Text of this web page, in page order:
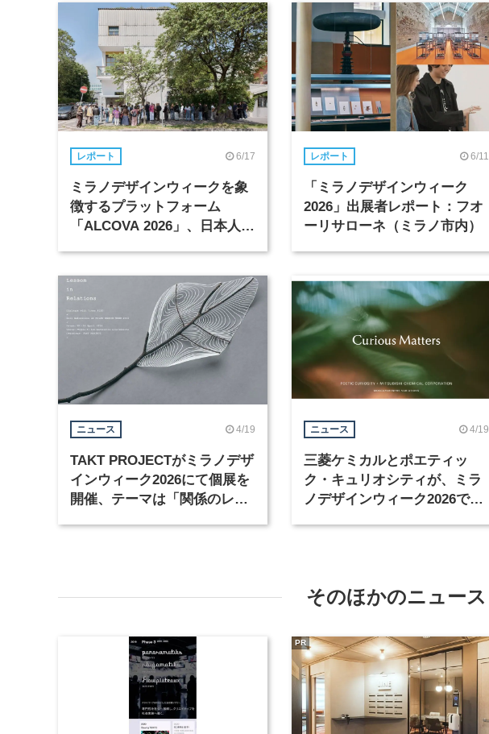
レポート 6/17
ミラノデザインウィークを象
徴するプラットフォーム
「ALCOVA 2026」、日本人デ
レポート 6/11
「ミラノデザインウィーク
2026」出展者レポート：フオ
ーリサローネ（ミラノ市内）
ニュース 4/19
TAKT PROJECTがミラノデザ
インウィーク2026にて個展を
開催、テーマは「関係のレッ
ニュース 4/19
三菱ケミカルとポエティッ
ク・キュリオシティが、ミラ
ノデザインウィーク2026で共
そのほかのニュース
PR